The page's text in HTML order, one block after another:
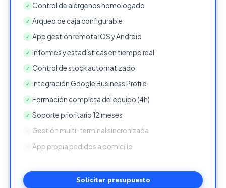
✓ Control de alérgenos homologado
✓ Arqueo de caja configurable
✓ App gestión remota iOS y Android
✓ Informes y estadísticas en tiempo real
✓ Control de stock automatizado
✓ Integración Google Business Profile
✓ Formación completa del equipo (4h)
✓ Soporte prioritario 12 meses
Gestión multi-terminal sincronizada
App propia pedidos a domicilio
Solicitar presupuesto